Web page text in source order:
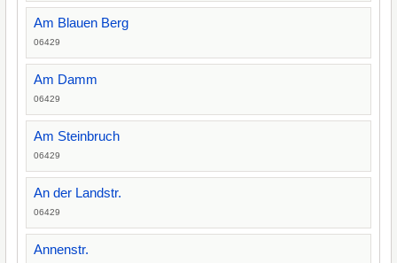
Am Blauen Berg
06429
Am Damm
06429
Am Steinbruch
06429
An der Landstr.
06429
Annenstr.